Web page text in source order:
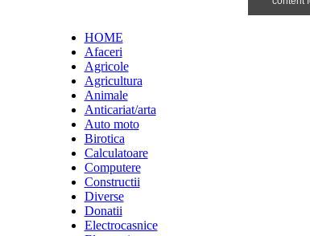
HOME
Afaceri
Agricole
Agricultura
Animale
Anticariat/arta
Auto moto
Birotica
Calculatoare
Computere
Constructii
Diverse
Donatii
Electrocasnice